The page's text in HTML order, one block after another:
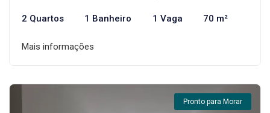
2 Quartos 1 Banheiro 1 Vaga 70 m²
Mais informações
Pronto para Morar